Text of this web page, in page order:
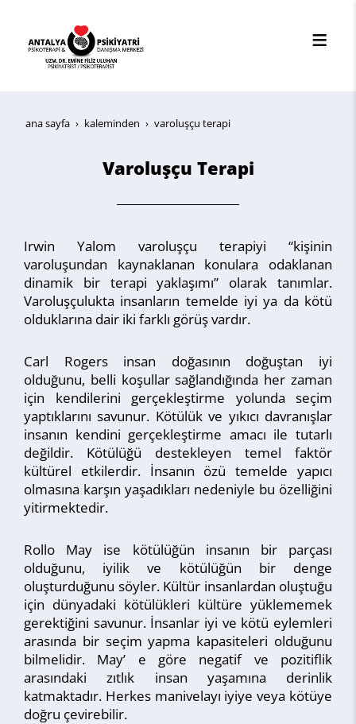
ana sayfa kaleminden varoluşçu terapi
Varoluşçu Terapi
Irwin Yalom varoluşçu terapiyi “kişinin
varoluşundan kaynaklanan konulara odaklanan
dinamik bir terapi yaklaşımı” olarak tanımlar.
Varoluşçulukta insanların temelde iyi ya da kötü
olduklarına dair iki farklı görüş vardır.
Carl Rogers insan doğasının doğuştan iyi
olduğunu, belli koşullar sağlandığında her zaman
için kendilerini gerçekleştirme yolunda seçim
yaptıklarını savunur. Kötülük ve yıkıcı davranışlar
insanın kendini gerçekleştirme amacı ile tutarlı
değildir. Kötülüğü destekleyen temel faktör
kültürel etkilerdir. İnsanın özü temelde yapıcı
olmasına karşın yaşadıkları nedeniyle bu özelliğini
yitirmektedir.
Rollo May ise kötülüğün insanın bir parçası
olduğunu, iyilik ve kötülüğün bir denge
oluşturduğunu söyler. Kültür insanlardan oluştuğu
için dünyadaki kötülükleri kültüre yüklememek
gerektiğini savunur. İnsanlar iyi ve kötü eylemleri
arasında bir seçim yapma kapasiteleri olduğunu
bilmelidir. May’ e göre negatif ve pozitiflik
arasındaki zıtlık insan yaşamına derinlik
katmaktadır. Herkes manivelayı iyiye veya kötüye
doğru çevirebilir.